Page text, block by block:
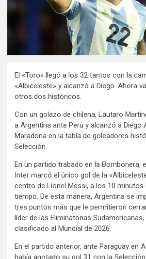
El «Toro» llegó a los 32 tantos con la
«Albiceleste» y alcanzó a Diego. Ahora
otros dos históricos.
Con un golazo de chilena, Lautaro
a Argentina ante Perú y alcanzó a Diego
Maradona en la tabla de goleadores
Selección.
En un partido trabado en la Bombonera,
Inter marcó el único gol de la
centro de Lionel Messi, a los 10 minutos
tiempo. De esta manera, Argentina se
tres puntos más que le permitieron
líder de las Eliminatorias
clasificado al Mundial de 2026.
En el partido anterior, ante Paraguay en